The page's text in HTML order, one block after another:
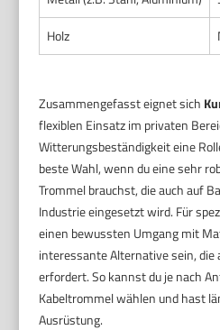
Holz
Zusammengefasst eignet sich
flexiblen Einsatz im privaten
Witterungsbeständigkeit eine
beste Wahl, wenn du eine sehr
Trommel brauchst, die auch auf
Industrie eingesetzt wird. Für
einen bewussten Umgang mit
interessante Alternative sein, die
erfordert. So kannst du je nach
Kabeltrommel wählen und hast
Ausrüstung.